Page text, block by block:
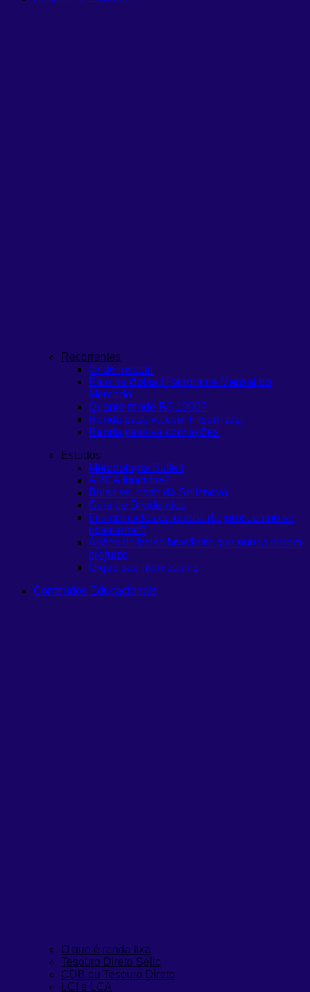
Recorrentes
Onde Investir
Rico na Bolsa | Panorama Mensal do
Mercado
Quanto rende R$ 1000?
Renda passiva com Fiisem alta
Renda passiva com ações
Estudos
Metodologia Buffett
ARCA funciona?
Bolsa vs. corte da Selicnovo
Guia de Dividendos
Fiis em ciclos de queda de juros: como se
posicionar?
Ações da bolsa brasileira que nunca deram
prejuízo
O que são memecoins
Conteúdos Educacionais
O que é renda fixa
Tesouro Direto Selic
CDB ou Tesouro Direto
LCI e LCA